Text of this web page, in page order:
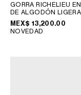
GORRA RICHELIEU
DE ALGODÓN
MILITAR
MEX$ 13,200.00
NOVEDAD
INTERNATIONAL SITE